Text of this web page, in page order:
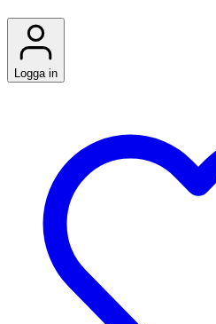
Logga in